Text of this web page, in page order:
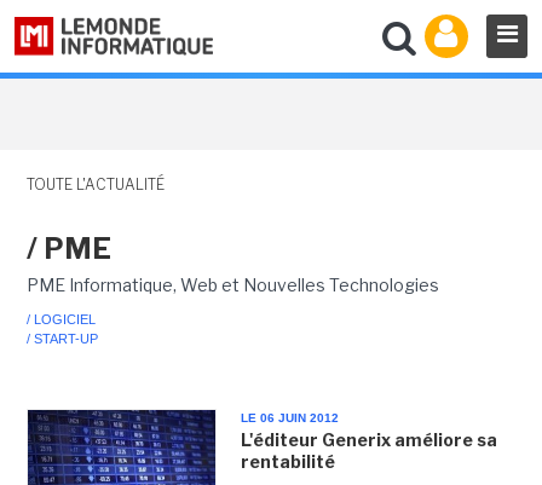
TOUTE L'ACTUALITÉ
/ PME
PME Informatique, Web et Nouvelles Technologies
/ LOGICIEL
/ START-UP
LE 06 JUIN 2012
L'éditeur Generix améliore sa
rentabilité